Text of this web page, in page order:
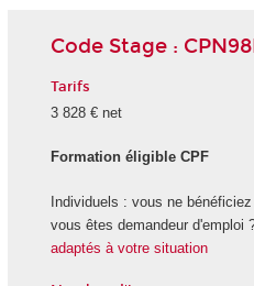
Code Stage :
Tarifs
3 828 € net
Formation éligible CPF
Individuels : vous ne
vous êtes demandeur d'emploi
adaptés à votre situation